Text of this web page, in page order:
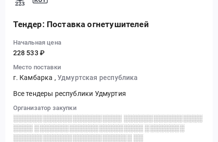
Тендер: Поставка огнетушителей
Начальная цена
228 533 ₽
Место поставки
г. Камбарка , Удмуртская республика
Все тендеры республики Удмуртия
Организатор закупки
░░░░░░░░░░░░░░░░░░░░░░ ░░░░░░░░░░░░░░░░
░░░░ ░░░░░░░░░░░░░░░░░░░░░░ ░░░░░░░░
░░░░░░░░░░░░░░░░░░░░░░░░ ░░